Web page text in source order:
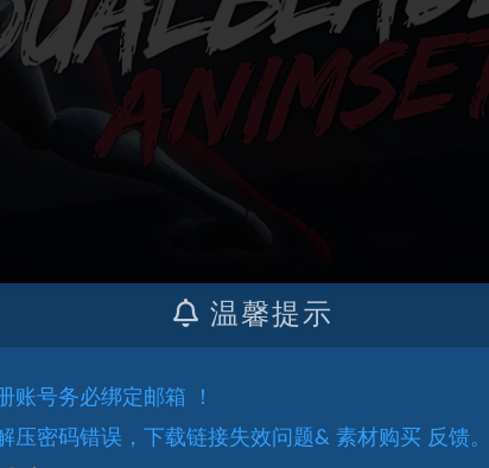
温馨提示
账号务必绑定邮箱 ！
压密码错误，下载链接失效问题& 素材购买 反馈。